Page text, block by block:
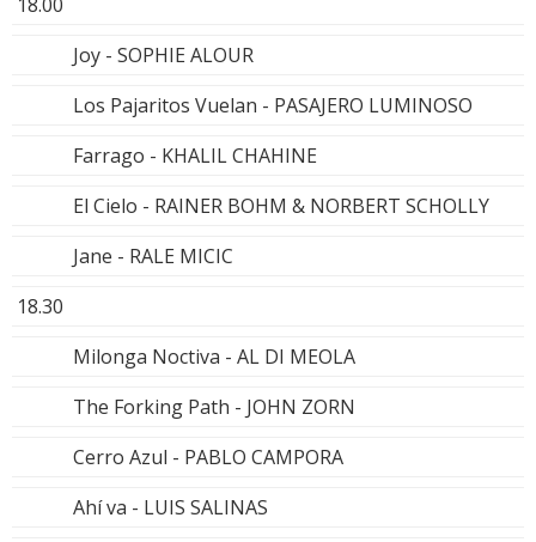
Joy - SOPHIE ALOUR
Los Pajaritos Vuelan - PASAJERO LUMINOSO
Farrago - KHALIL CHAHINE
El Cielo - RAINER BOHM & NORBERT SCHOLLY
Jane - RALE MICIC
18.30
Milonga Noctiva - AL DI MEOLA
The Forking Path - JOHN ZORN
Cerro Azul - PABLO CAMPORA
Ahí va - LUIS SALINAS